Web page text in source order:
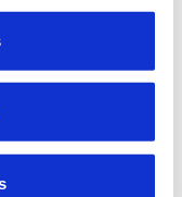
consultar
Cookies